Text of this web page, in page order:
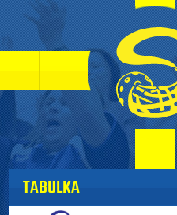
TABULKA